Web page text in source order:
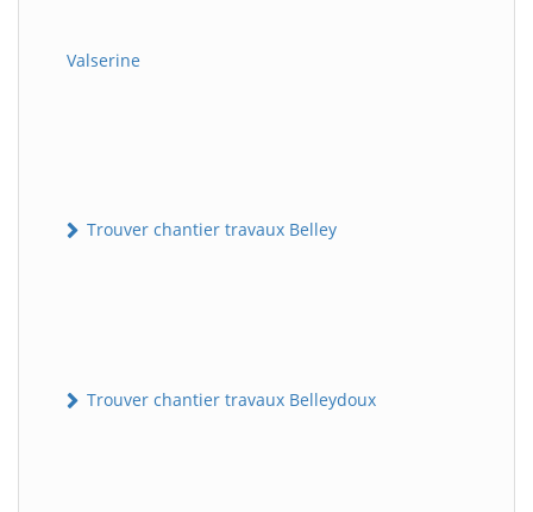
Valserine
Trouver chantier travaux Belley
Trouver chantier travaux Belleydoux